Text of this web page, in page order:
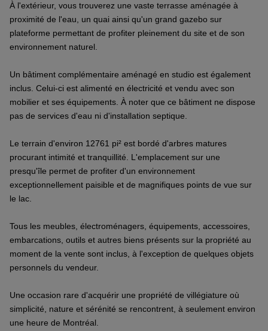
À l'extérieur, vous trouverez une vaste terrasse aménagée à
proximité de l'eau, un quai ainsi qu'un grand gazebo sur
plateforme permettant de profiter pleinement du site et de son
environnement naturel.
Un bâtiment complémentaire aménagé en studio est également
inclus. Celui-ci est alimenté en électricité et vendu avec son
mobilier et ses équipements. À noter que ce bâtiment ne dispose
pas de services d'eau ni d'installation septique.
Le terrain d'environ 12761 pi² est bordé d'arbres matures
procurant intimité et tranquillité. L'emplacement sur une
presqu'île permet de profiter d'un environnement
exceptionnellement paisible et de magnifiques points de vue sur
le lac.
Tous les meubles, électroménagers, équipements, accessoires,
embarcations, outils et autres biens présents sur la propriété au
moment de la vente sont inclus, à l'exception de quelques objets
personnels du vendeur.
Une occasion rare d'acquérir une propriété de villégiature où
simplicité, nature et sérénité se rencontrent, à seulement environ
une heure de Montréal.